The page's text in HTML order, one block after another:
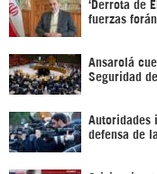
‘Derrota de
fuerzas
Ansarolá
Seguridad de
Autoridades
defensa de